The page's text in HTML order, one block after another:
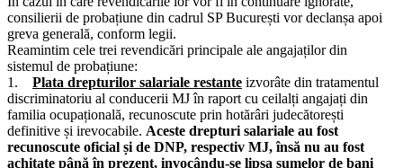
consilierii de probațiune din cadrul SP București vor declanșa apoi
greva generală, conform legii.
Reamintim cele trei revendicări principale ale angajaților din
sistemul de probațiune:
1. Plata drepturilor salariale restante izvorâte din tratamentul
discriminatoriu al conducerii MJ în raport cu ceilalți angajați din
familia ocupațională, recunoscute prin hotărâri judecătorești
definitive și irevocabile. Aceste drepturi salariale au fost
recunoscute oficial și de DNP, respectiv MJ, însă nu au fost
achitate până în prezent, invocându-se lipsa sumelor de bani